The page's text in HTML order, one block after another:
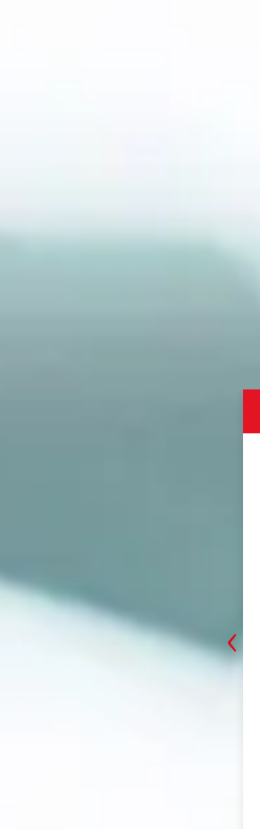
‹
万円
バラエティー番組からドラマ、ス
ど様々な番組）のWeb制作ディレク